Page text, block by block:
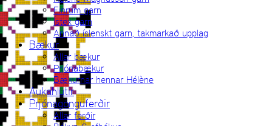
Einrúm garn
Ístex garn
Annað íslenskt garn, takmarkað upplag
Bækur
Allar bækur
Prjónabækur
Bækurnar hennar Hélène
Aukahlutir
Prjónagönguferðir
Allar ferðir